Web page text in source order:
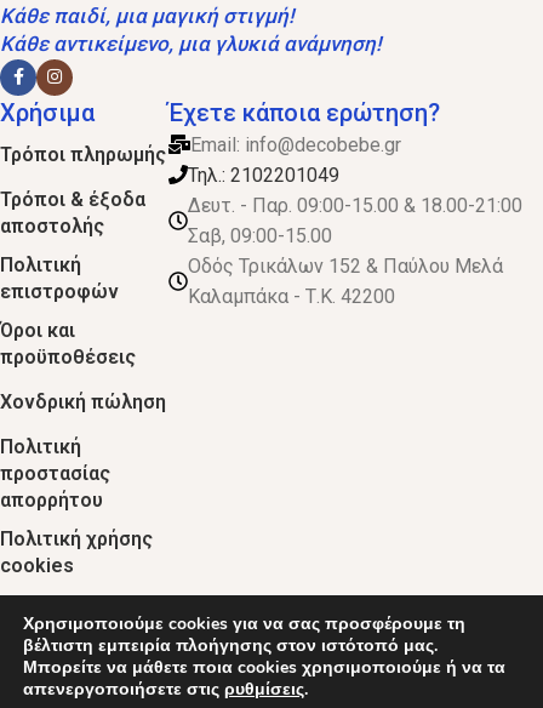
Κάθε παιδί, μια μαγική στιγμή!
Κάθε αντικείμενο, μια γλυκιά ανάμνηση!
Χρήσιμα
Τρόποι πληρωμής
Τρόποι & έξοδα
αποστολής
Πολιτική
επιστροφών
Όροι και
προϋποθέσεις
Χονδρική πώληση
Πολιτική
προστασίας
απορρήτου
Πολιτική χρήσης
cookies
Έχετε κάποια ερώτηση?
Email: info@decobebe.gr
Τηλ.: 2102201049
Δευτ. - Παρ. 09:00-15.00 & 18.00-21:00
Σαβ, 09:00-15.00
Οδός Τρικάλων 152 & Παύλου Μελά
Καλαμπάκα - Τ.Κ. 42200
© 2024 :: decobebe.gr
Χρησιμοποιούμε cookies για να σας προσφέρουμε τη
βέλτιστη εμπειρία πλοήγησης στον ιστότοπό μας.
Μπορείτε να μάθετε ποια cookies χρησιμοποιούμε ή να τα
απενεργοποιήσετε στις ρυθμίσεις.